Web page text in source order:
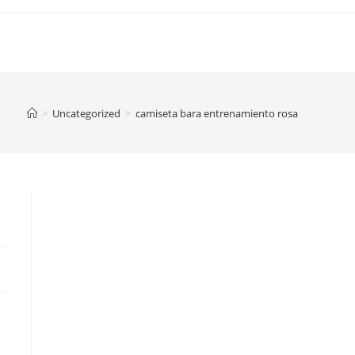
> Uncategorized > camiseta bara entrenamiento rosa